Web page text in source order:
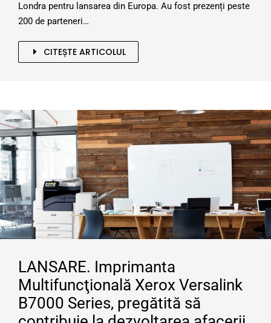
Londra pentru lansarea din Europa. Au fost prezenți peste
200 de parteneri…
CITEȘTE ARTICOLUL
LANSARE. Imprimanta
Multifuncţională Xerox Versalink
B7000 Series, pregătită să